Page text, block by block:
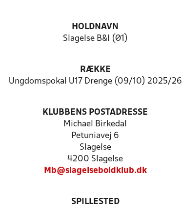
HOLDNAVN
Slagelse B&I (Ø1)
RÆKKE
Ungdomspokal U17 Drenge (09/10) 2025/26
KLUBBENS POSTADRESSE
Michael Birkedal
Petuniavej 6
Slagelse
4200 Slagelse
Mb@slagelseboldklub.dk
SPILLESTED